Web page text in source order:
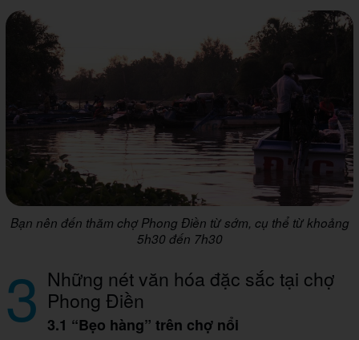
Bạn nên đến thăm chợ Phong Điền từ sớm, cụ thể từ khoảng
5h30 đến 7h30
3 Những nét văn hóa đặc sắc tại chợ
Phong Điền
3.1 “Bẹo hàng” trên chợ nổi